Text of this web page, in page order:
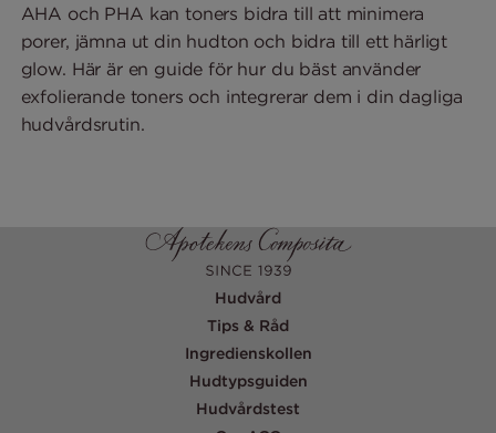
AHA och PHA kan toners bidra till att minimera
porer, jämna ut din hudton och bidra till ett härligt
glow. Här är en guide för hur du bäst använder
exfolierande toners och integrerar dem i din dagliga
hudvårdsrutin.
Hudvård
Tips & Råd
Ingredienskollen
Hudtypsguiden
Hudvårdstest